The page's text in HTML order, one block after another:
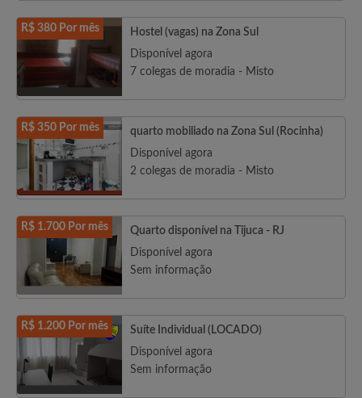
R$ 380 Por mês
Hostel (vagas) na Zona Sul
Disponível agora
7 colegas de moradia - Misto
R$ 350 Por mês
quarto mobiliado na Zona Sul (Rocinha)
Disponível agora
2 colegas de moradia - Misto
R$ 1.700 Por mês
Quarto disponível na Tijuca - RJ
Disponível agora
Sem informação
R$ 1.200 Por mês
Suíte Individual (LOCADO)
Disponível agora
Sem informação